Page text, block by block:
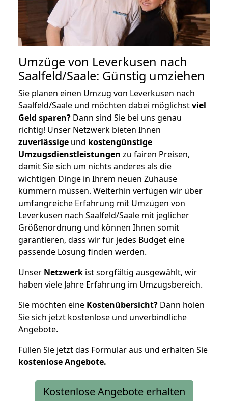
Umzüge von Leverkusen nach
Saalfeld/Saale: Günstig umziehen
Sie planen einen Umzug von Leverkusen nach
Saalfeld/Saale und möchten dabei möglichstviel
Geld sparen? Dann sind Sie bei uns genau
richtig! Unser Netzwerk bieten Ihnen
zuverlässige und kostengünstige
Umzugsdienstleistungen zu fairen Preisen,
damit Sie sich um nichts anderes als die
wichtigen Dinge in Ihrem neuen Zuhause
kümmern müssen. Weiterhin verfügen wir über
umfangreiche Erfahrung mit Umzügen von
Leverkusen nach Saalfeld/Saale mit jeglicher
Größenordnung und können Ihnen somit
garantieren, dass wir für jedes Budget eine
passende Lösung finden werden.
Unser Netzwerk ist sorgfältig ausgewählt, wir
haben viele Jahre Erfahrung im Umzugsbereich.
Sie möchten eine Kostenübersicht? Dann holen
Sie sich jetzt kostenlose und unverbindliche
Angebote.
Füllen Sie jetzt das Formular aus und erhalten Sie
kostenloseAngebote.
Kostenlose Angebote erhalten